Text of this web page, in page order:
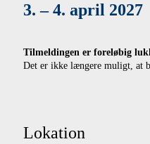
3. – 4. april 2027
Tilmeldingen er foreløbig
Det er ikke længere muligt, at
Lokation